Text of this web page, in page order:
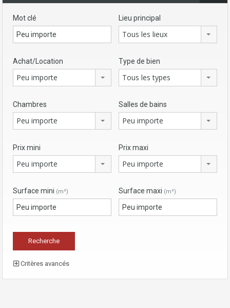
Mot clé Lieu principal
Tous les lieux
Achat/Location
Peu importe
Type de bien
Tous les types
Chambres
Peu importe
Salles de bains
Peu importe
Prix mini
Peu importe
Prix maxi
Peu importe
Surface mini (m²) Surface maxi (m²)
Critères avancés